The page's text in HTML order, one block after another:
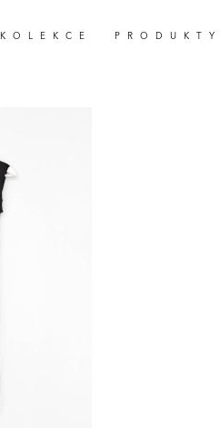
KOLEKCE PRODUKTY